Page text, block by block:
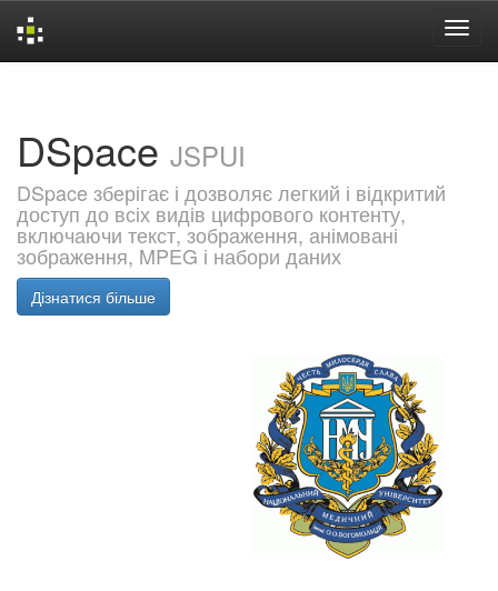
DSpace JSPUI
DSpace зберігає і дозволяє легкий і відкритий
доступ до всіх видів цифрового контенту,
включаючи текст, зображення, анімовані
зображення, MPEG і набори даних
Дізнатися більше